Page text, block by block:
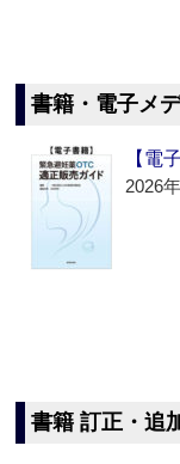
書籍・電子メ
【電
2026
書籍 訂正・追